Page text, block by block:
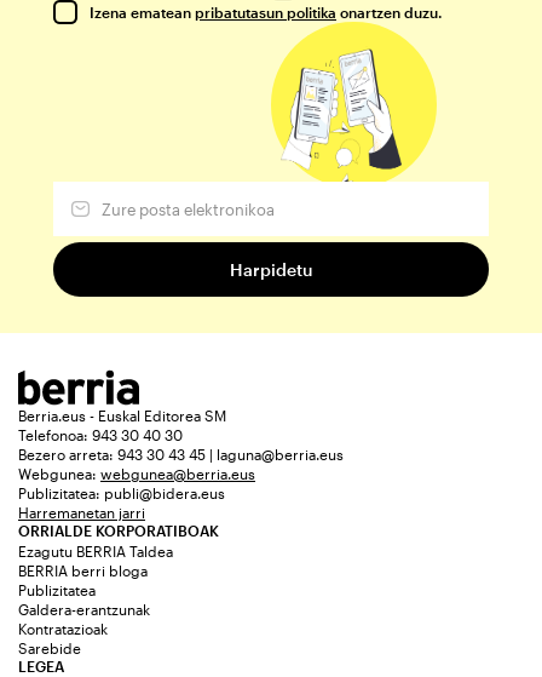
Izena ematean pribatutasun politika onartzen duzu.
Berria.eus - Euskal Editorea SM
Telefonoa: 943 30 40 30
Bezero arreta: 943 30 43 45 | laguna@berria.eus
Webgunea: webgunea@berria.eus
Publizitatea: publi@bidera.eus
Harremanetan jarri
ORRIALDE KORPORATIBOAK
Ezagutu BERRIA Taldea
BERRIA berri bloga
Publizitatea
Galdera-erantzunak
Kontratazioak
Sarebide
LEGEA